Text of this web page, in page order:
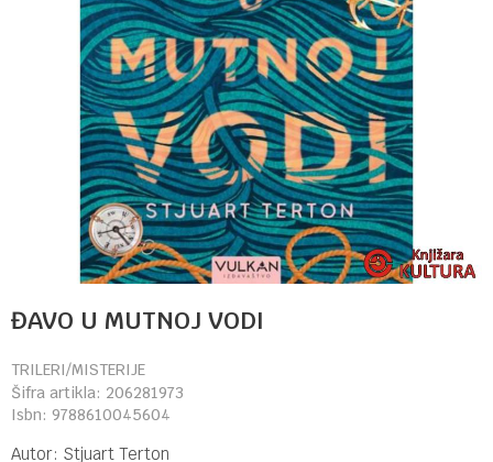
ĐAVO U MUTNOJ VODI
TRILERI/MISTERIJE
Šifra artikla: 206281973
Isbn: 9788610045604
Autor: Stjuart Terton